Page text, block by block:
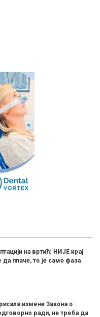
на вртић: НИЈЕ крај
да плаче, то је само фаза
измене Закона о
ради, не треба да